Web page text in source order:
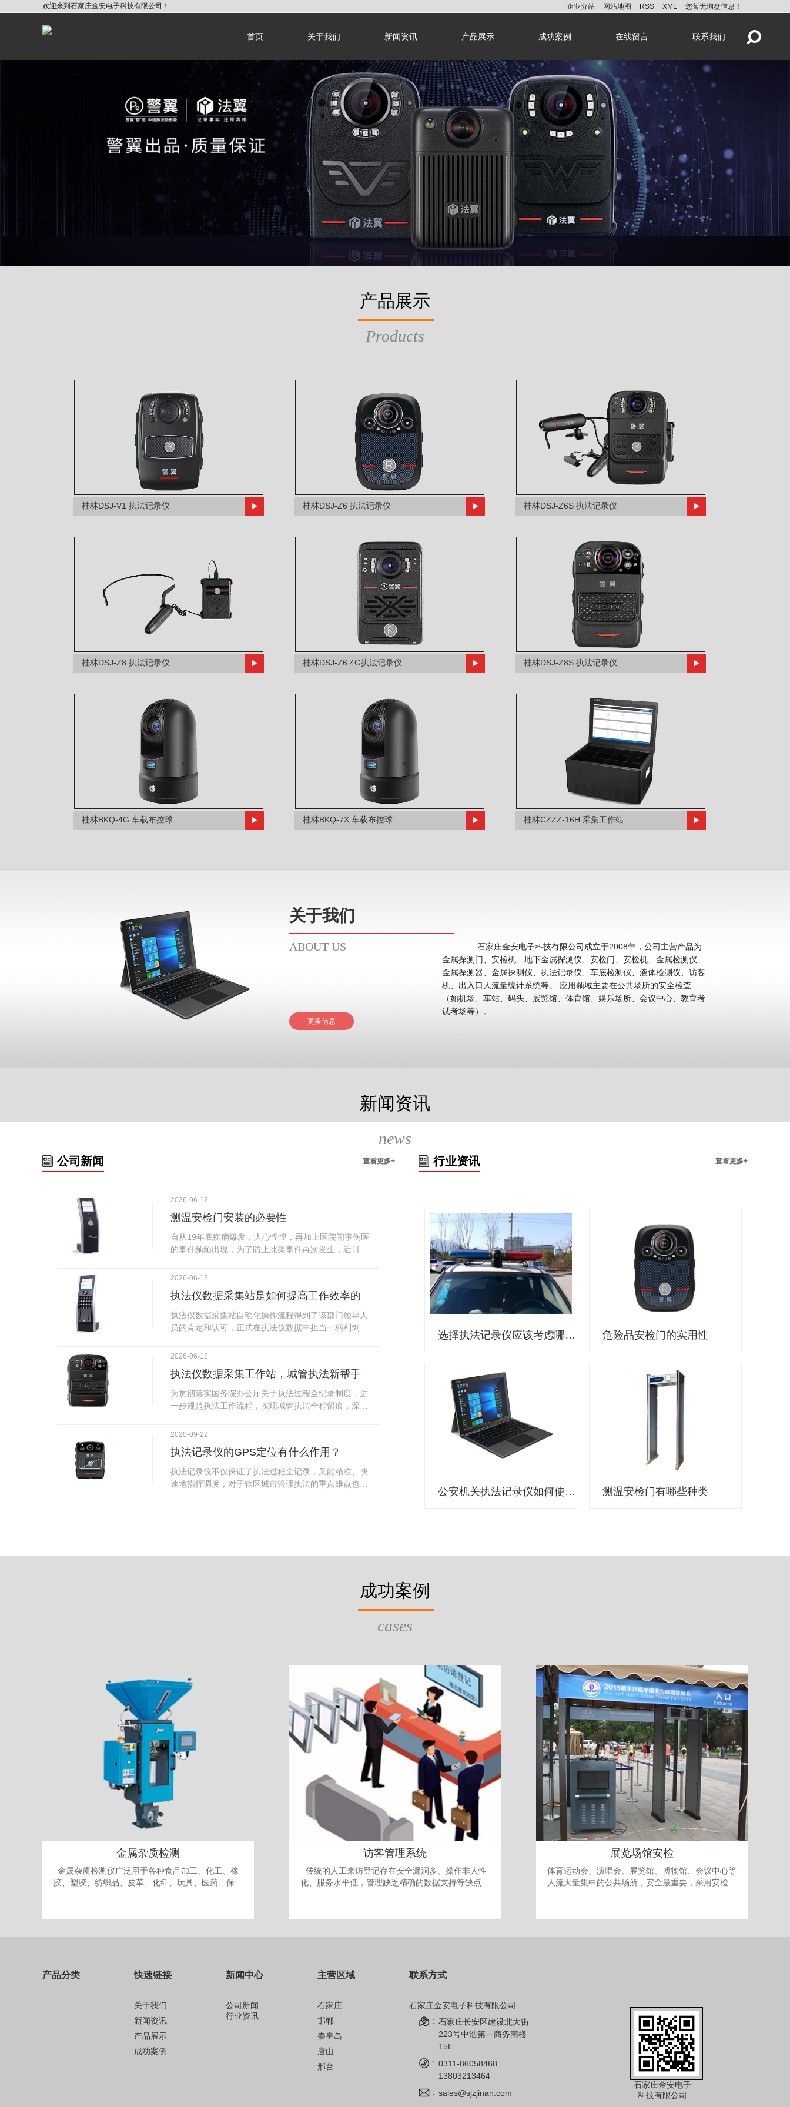
欢迎来到石家庄金安电子科技有限公司！ 企业分站 网站地图 RSS XML 您暂无询盘信息！
首页 关于我们 新闻资讯 产品展示 成功案例 在线留言 联系我们
产品展示
Products
桂林DSJ-V1 执法记录仪 桂林DSJ-Z6 执法记录仪 桂林DSJ-Z6S 执法记录仪
桂林DSJ-Z8 执法记录仪 桂林DSJ-Z6 4G执法记录仪 桂林DSJ-Z8S 执法记录仪
桂林BKQ-4G 车载布控球 桂林BKQ-7X 车载布控球 桂林CZZZ-16H 采集工作站
关于我们
ABOUT US
更多信息
石家庄金安电子科技有限公司成立于2008年，公司主营产品为
金属探测门、安检机、地下金属探测仪、安检门、安检机、金属检测仪、
金属探测器、金属探测仪、执法记录仪、车底检测仪、液体检测仪、访客
机、出入口人流量统计系统等。 应用领域主要在公共场所的安全检查
（如机场、车站、码头、展览馆、体育馆、娱乐场所、会议中心、教育考
新闻资讯
news
公司新闻 查看更多+
2026-06-12
测温安检门安装的必要性
自从19年底疾病爆发，人心惶惶，再加上医院闹事伤医
的事件频频出现，为了防止此类事件再次发生，近日，
尽快的安装安检门等设备，开展安全工作。此消息一经
个，其一，安装安检门是否会激化矛盾。其二，安装安
检门可以防范于未然。1月6号当天，南宁市第二医院刚
试行安检的首日，检查出10多把各类刀具和一把管制类
可以，能够保障急诊的快速通道顺畅就可以。
2026-06-12
执法仪数据采集站是如何提高工作效率的
执法仪数据采集站自动化操作流程得到了该部门领导人
员的肯定和认可，正式在执法仪数据中担当一柄利剑。
步，首先执法仪数据采集站支持多台执法仪同时上传数
取目标对象，并同步到采集站中，此外设备具有断点续
传的功能，如果碰到网络故障，可以从已经上传或下载
的部分开始继续上传下载未完成的部分，而没有必要从
据和自动充电，方便执法人员下次直接使用，提高执法
仪数据效率。执法仪数据采集站还具有强大的数据存储
据，将统计结果以图表或者报表的形式呈现；设备设置
有用户操作权限管理，自动将用户警员编号与执法仪编
2026-06-12
执法仪数据采集工作站，城管执法新帮手
为贯彻落实国务院办公厅关于执法过程全纪录制度，进
一步规范执法工作流程，实现城管执法全程留痕，深入
手。执法记录仪是我们队员在路面执法的必备品，它忠
盾的发生。现在有了执法仪数据采集工作站，执法队员
的担忧便得到有效的解决。每个采集工作站可支持多台
执法记录仪设备同时上传数据，队员当天使用当天上
充电、校校时，做执法记录仪的贴心小"保姆"。随着群
场资料，直戳了当的展示给行政相对人看，有效的减少
2020-09-22
执法记录仪的GPS定位有什么作用？
执法记录仪不仅保证了执法过程全记录，又能精准、快
速地指挥调度，对于辖区城市管理执法的重点难点也能
在平台的电子地图上显示出设备的具体位置，实时查看
能，在实战中发挥着重要的作用，能广泛应用于交警公
安执法、卫生监督、城管执法、海关执法、路政、质量
行业资讯 查看更多+
选择执法记录仪应该考虑哪些因素？ 危险品安检门的实用性
公安机关执法记录仪如何使用？ 测温安检门有哪些种类
成功案例
cases
金属杂质检测
金属杂质检测仪广泛用于各种食品加工、化工、橡
胶、塑胶、纺织品、皮革、化纤、玩具、医药、保健
访客管理系统
传统的人工来访登记存在安全漏洞多、操作非人性
化、服务水平低，管理缺乏精确的数据支持等缺点。
要求，进入单位进行作案。发案后追查却有可能发现
访客机管理系统，技术先进、操作简单、性能可靠，
构、公安、院校安全保卫管理的得力助手。
展览场馆安检
体育运动会、演唱会、展览馆、博物馆、会议中心等
人流大量集中的公共场所，安全最重要，采用安检门
时还需要考虑最多人流量的问题，以免人员过多发生
产品分类 快速链接
关于我们
新闻资讯
产品展示
成功案例
新闻中心
公司新闻
行业资讯
主营区域
石家庄
邯郸
秦皇岛
唐山
邢台
联系方式
石家庄金安电子科技有限公司
: 石家庄长安区建设北大街
223号中浩第一商务南楼
15E
: 0311-86058468
13803213464
: sales@sjzjinan.com
石家庄金安电子
科技有限公司